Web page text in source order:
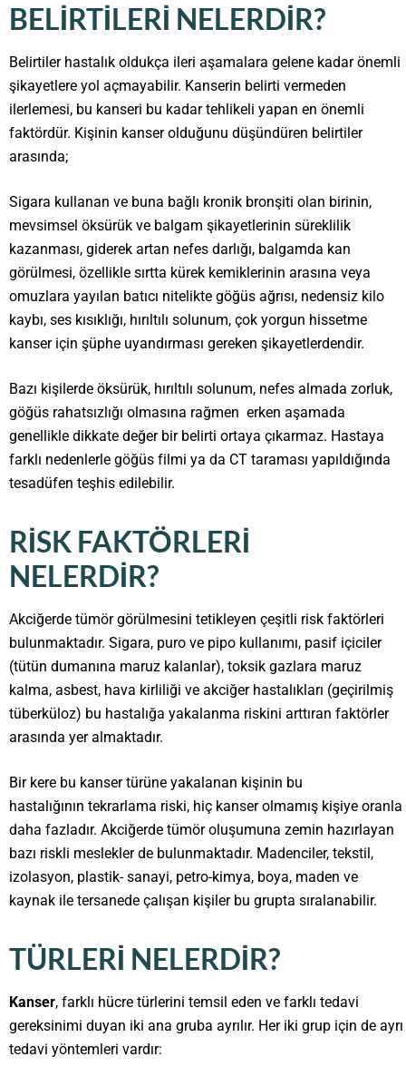
BELIRTILERI NELERDIR?
Belirtiler hastalık oldukça ileri aşamalara gelene kadar önemli
şikayetlere yol açmayabilir. Kanserin belirti vermeden
ilerlemesi, bu kanseri bu kadar tehlikeli yapan en önemli
faktördür. Kişinin kanser olduğunu düşündüren belirtiler
arasında;
Sigara kullanan ve buna bağlı kronik bronşiti olan birinin,
mevsimsel öksürük ve balgam şikayetlerinin süreklilik
kazanması, giderek artan nefes darlığı, balgamda kan
görülmesi, özellikle sırtta kürek kemiklerinin arasına veya
omuzlara yayılan batıcı nitelikte göğüs ağrısı, nedensiz kilo
kaybı, ses kısıklığı, hırıltılı solunum, çok yorgun hissetme
kanser için şüphe uyandırması gereken şikayetlerdendir.
Bazı kişilerde öksürük, hırıltılı solunum, nefes almada zorluk,
göğüs rahatsızlığı olmasına rağmen erken aşamada
genellikle dikkate değer bir belirti ortaya çıkarmaz. Hastaya
farklı nedenlerle göğüs filmi ya da CT taraması yapıldığında
tesadüfen teşhis edilebilir.
RISK FAKTÖRLERI
NELERDIR?
Akciğerde tümör görülmesini tetikleyen çeşitli risk faktörleri
bulunmaktadır. Sigara, puro ve pipo kullanımı, pasif içiciler
(tütün dumanına maruz kalanlar), toksik gazlara maruz
kalma, asbest, hava kirliliği ve akciğer hastalıkları (geçirilmiş
tüberküloz) bu hastalığa yakalanma riskini arttıran faktörler
arasında yer almaktadır.
Bir kere bu kanser türüne yakalanan kişinin bu
hastalığının tekrarlama riski, hiç kanser olmamış kişiye oranla
daha fazladır. Akciğerde tümör oluşumuna zemin hazırlayan
bazı riskli meslekler de bulunmaktadır. Madenciler, tekstil,
izolasyon, plastik- sanayi, petro-kimya, boya, maden ve
kaynak ile tersanede çalışan kişiler bu grupta sıralanabilir.
TÜRLERI NELERDIR?
Kanser, farklı hücre türlerini temsil eden ve farklı tedavi
gereksinimi duyan iki ana gruba ayrılır. Her iki grup için de ayrı
tedavi yöntemleri vardır: